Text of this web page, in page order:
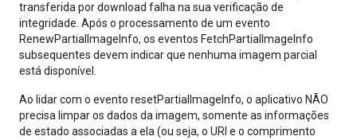
transferida por download falha na sua verificação de
integridade. Após o processamento de um evento
RenewPartialImageInfo, os eventos FetchPartialImageInfo
subsequentes devem indicar que nenhuma imagem parcial
está disponível.
Ao lidar com o evento resetPartialImageInfo, o aplicativo NÃO
precisa limpar os dados da imagem, somente as informações
de estado associadas a ela (ou seja, o URI e o comprimento